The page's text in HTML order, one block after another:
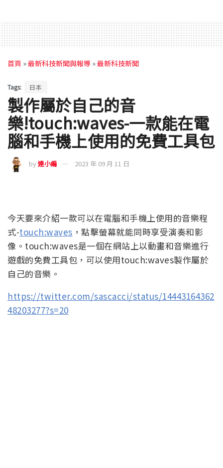
首頁 »最新科技新聞與報導 »最新科技新聞
Tags: 日本
製作屬於自己的音
樂!touch:waves-一款能在電
腦和手機上使用的免費工具包
by達小編 2023 年 09 月 11 日
今天要來介紹一款可以在電腦和手機上使用的音樂程
式-touch:waves ，點擊螢幕就能同時享受演奏和影
像。touch:waves是一個在網站上以動畫和音樂進行
遊戲的免費工具包，可以使用touch:waves製作屬於
自己的音樂。
https://twitter.com/sascacci/status/14443164362
48203277?s=20